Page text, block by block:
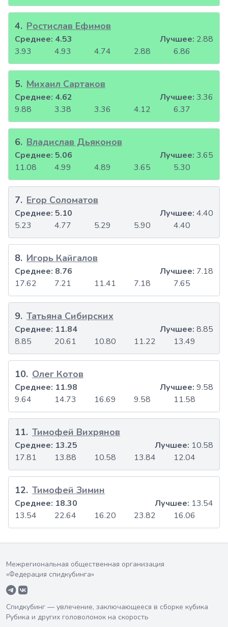
4. Ростислав Ефимов
3.93 4.93 4.74 2.88 6.86
Среднее: 4.53 Лучшее: 2.88
5. Михаил Сартаков
9.88 3.38 3.36 4.12 6.37
Среднее: 4.62 Лучшее: 3.36
6. Владислав Дьяконов
11.08 4.99 4.89 3.65 5.30
Среднее: 5.06 Лучшее: 3.65
7. Егор Соломатов
5.23 4.77 5.29 5.90 4.40
Среднее: 5.10 Лучшее: 4.40
8. Игорь Кайгалов
17.62 7.21 11.41 7.18 7.65
Среднее: 8.76 Лучшее: 7.18
9. Татьяна Сибирских
8.85 20.61 10.80 11.22 13.49
Среднее: 11.84 Лучшее: 8.85
10. Олег Котов
9.64 14.73 16.69 9.58 11.58
Среднее: 11.98 Лучшее: 9.58
11. Тимофей Вихрянов
17.81 13.88 10.58 13.84 12.04
Среднее: 13.25 Лучшее: 10.58
12. Тимофей Зимин
13.54 22.64 16.20 23.82 16.06
Среднее: 18.30 Лучшее: 13.54
Межрегиональная общественная организация
«Федерация спидкубинга»
Спидкубинг — увлечение, заключающееся в сборке кубика
Рубика и других головоломок на скорость